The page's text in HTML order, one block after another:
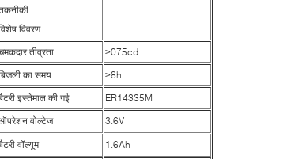
विवरण
तीव्रता
≥075cd
का समय
≥8h
इस्तेमाल की गई
ER14335M
वोल्टेज
3.6V
वॉल्यूम
1.6Ah